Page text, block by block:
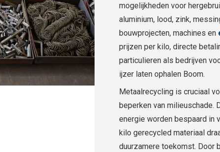
mogelijkheden voor
aluminium, lood, zink,
bouwprojecten, machines en
prijzen per kilo, directe
particulieren als bedrijven
ijzer laten ophalen Boom.
Metaalrecycling is cruciaal
beperken van milieuschade.
energie worden bespaard in
kilo gerecycled materiaal
duurzamere toekomst. Door